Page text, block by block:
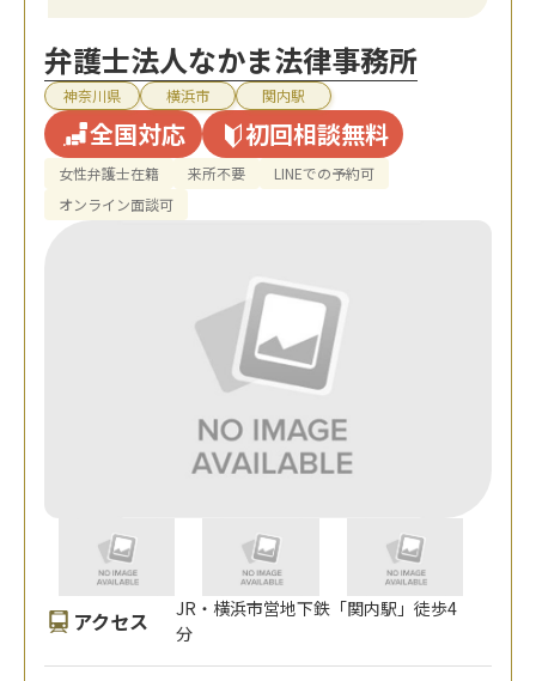
弁護士法人なかま法律事務所
神奈川県 横浜市 関内駅
全国対応 初回相談無料
女性弁護士在籍 来所不要
LINEでの予約可
オンライン面談可
アクセス
JR・横浜市営地下鉄「関内駅」徒歩4
分